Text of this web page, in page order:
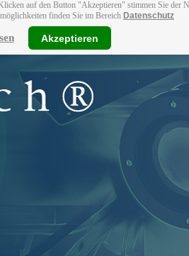
auf den Button "Akzeptieren" stimmen Sie der
finden Sie im Bereich Datenschutz
Akzeptieren